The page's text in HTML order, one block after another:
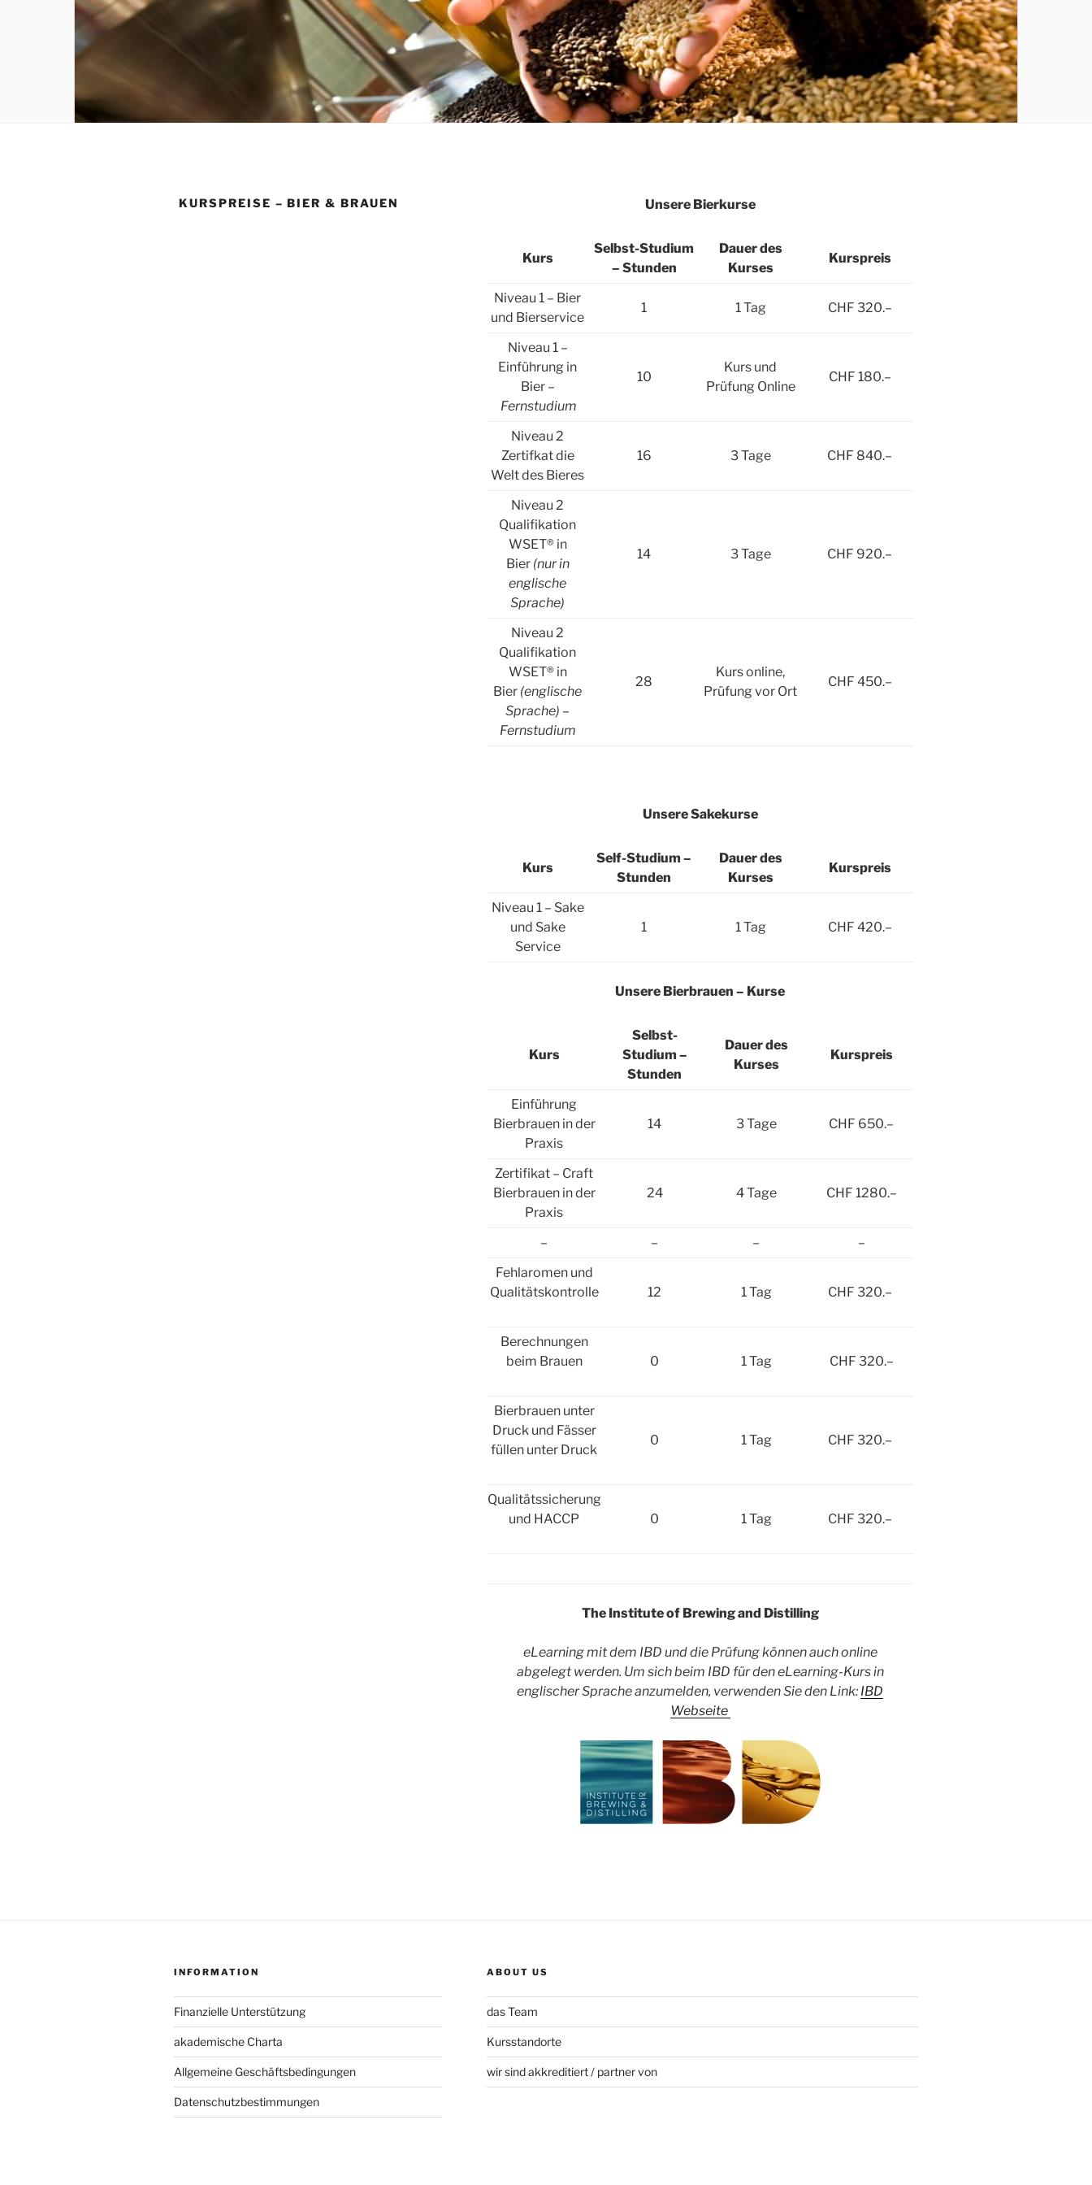
KURSPREISE – BIER & BRAUEN Unsere Bierkurse
Kurs
Selbst-Studium
– Stunden
Dauer des
Kurses
Kurspreis
Niveau 1 – Bier
und Bierservice
1 1 Tag CHF 320.–
Niveau 1 –
Einführung in
Bier –
Fernstudium
10
Kurs und
Prüfung Online
CHF 180.–
Niveau 2
Zertifkat die
Welt des Bieres
16 3 Tage CHF 840.–
Niveau 2
Qualifikation
WSET® in
Bier (nur in
englische
Sprache)
14 3 Tage CHF 920.–
Niveau 2
Qualifikation
WSET® in
Bier (englische
Sprache) –
Fernstudium
28
Kurs online,
Prüfung vor Ort
CHF 450.–
Unsere Sakekurse
Kurs
Self-Studium –
Stunden
Dauer des
Kurses
Kurspreis
Niveau 1 – Sake
und Sake
Service
1 1 Tag CHF 420.–
Unsere Bierbrauen – Kurse
Kurs
Selbst-
Studium –
Stunden
Dauer des
Kurses
Kurspreis
Einführung
Bierbrauen in der
Praxis
14 3 Tage CHF 650.–
Zertifikat – Craft
Bierbrauen in der
Praxis
24 4 Tage CHF 1280.–
– – –
–
Fehlaromen und
Qualitätskontrolle
12 1 Tag CHF 320.–
Berechnungen
beim Brauen
0 1 Tag CHF 320.–
Bierbrauen unter
Druck und Fässer
füllen unter Druck
0 1 Tag CHF 320.–
Qualitätssicherung
und HACCP
0 1 Tag CHF 320.–
The Institute of Brewing and Distilling
eLearning mit dem IBD und die Prüfung können auch online
abgelegtwerden. Um sich beim IBD für den eLearning-Kurs in
englischer Sprache anzumelden, verwenden Sie den Link: IBD
Webseite
INFORMATION
Finanzielle Unterstützung
akademische Charta
Allgemeine Geschäftsbedingungen
Datenschutzbestimmungen
ABOUT US
das Team
Kursstandorte
wir sind akkreditiert / partner von